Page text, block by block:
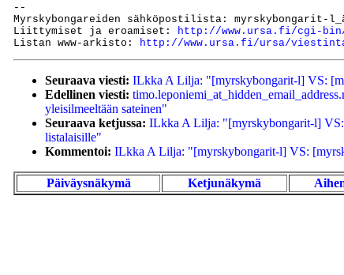
--
Myrskybongareiden sähköpostilista: myrskybongarit-
Liittymiset ja eroamiset:
http://www.ursa.fi/cgi-bin/
Listan www-arkisto:
http://www.ursa.fi/ursa/
Seuraava viesti: ILkka A Lilja: "[myrskybongarit-l] VS:
Edellinen viesti:
yleisilmeeltään sateinen"
Seuraava ketjussa: ILkka A Lilja: "[myrskybongarit-l]
listalaisille"
Kommentoi: ILkka A Lilja: "[myrskybongarit-l] VS:
Päiväysnäkymä Ketjunäkymä